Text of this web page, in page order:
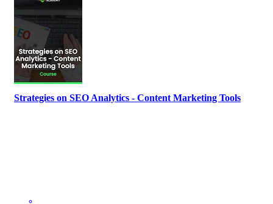
Strategies on SEO Analytics - Content Marketing Tools